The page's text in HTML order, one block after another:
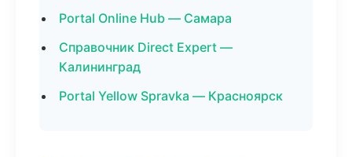
Portal Online Hub — Самара
Справочник Direct Expert —
Калининград
Portal Yellow Spravka — Красноярск